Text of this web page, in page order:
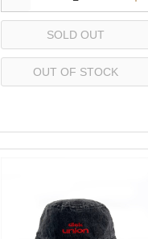
SOLD OUT
OUT OF STOCK